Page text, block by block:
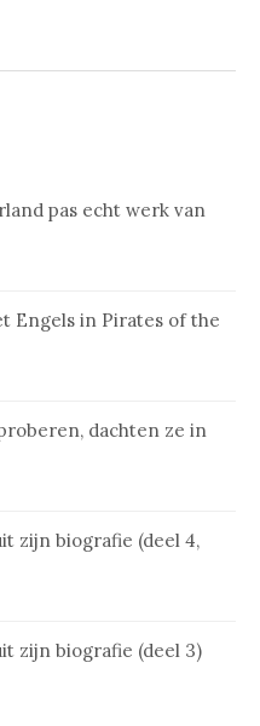
pas echt werk van
Engels in Pirates of the
dachten ze in
zijn biografie (deel 4,
zijn biografie (deel 3)